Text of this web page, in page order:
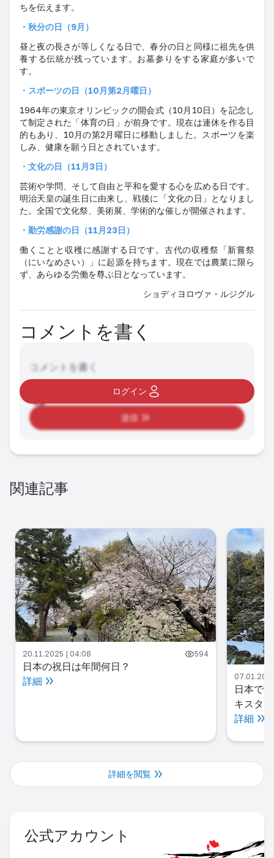
ちを伝えます。
・秋分の日（9月）
昼と夜の長さが等しくなる日で、春分の日と同様に祖先を供
養する伝統が残っています。お墓参りをする家庭が多いで
す。
・スポーツの日（10 月第2月曜日）
1964年の東京オリンピックの開会式（10 月 10日）を記念し
て制定された「体育の日」が前身です。現在は連休を作る目
的もあり、 10 月の第2 月曜日に移動しました。スポーツを楽
しみ、健康を願う日とされています。
・文化の日（11 月3日）
芸術や学問、そして自由と平和を愛する心を広める日です。
明治天皇の誕生日に由来し、戦後に「文化の日」となりまし
た。全国で文化祭、美術展、学術的な催しが開催されます。
・勤労感謝の日（11 月23日）
働くことと収穫に感謝する日です。古代の収穫祭「新嘗祭
（にいなめさい）」に起源を持ちます。現在では農業に限ら
ず、あらゆる労働を尊ぶ日となっています。
ショディヨロヴァ・ルジグル
コメントを書く
コメントを書く
送信
ログイン
関連記事
20.11.2025 | 04:08 594
日本の祝日は年間何日？
詳細
日本で
キスタ
詳細
詳細を閲覧
公式アカウント